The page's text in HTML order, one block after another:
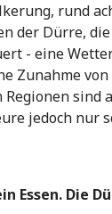
rund
der Dürre,
- eine
Zunahme
sind
jedoch nur
Essen. Die